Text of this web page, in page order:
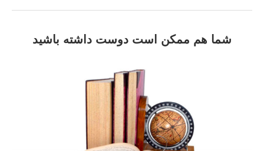
شما هم ممکن است دوست داشته باشید